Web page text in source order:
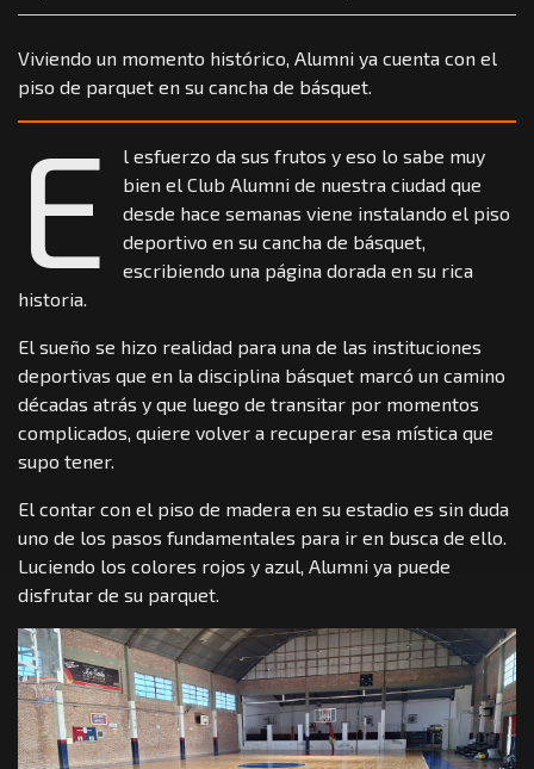
Viviendo un momento histórico, Alumni ya cuenta con el
piso de parquet en su cancha de básquet.
E
l esfuerzo da sus frutos y eso lo sabe muy
bien el Club Alumni de nuestra ciudad que
desde hace semanas viene instalando el piso
deportivo en su cancha de básquet,
escribiendo una página dorada en su rica
historia.
El sueño se hizo realidad para una de las instituciones
deportivas que en la disciplina básquet marcó un camino
décadas atrás y que luego de transitar por momentos
complicados, quiere volver a recuperar esa mística que
supo tener.
El contar con el piso de madera en su estadio es sin duda
uno de los pasos fundamentales para ir en busca de ello.
Luciendo los colores rojos y azul, Alumni ya puede
disfrutar de su parquet.